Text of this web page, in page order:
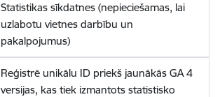
Statistikas sīkdatnes (nepieciešamas, lai
uzlabotu vietnes darbību un
pakalpojumus)
Reģistrē unikālu ID priekš jaunākās GA 4
versijas, kas tiek izmantots statistisko